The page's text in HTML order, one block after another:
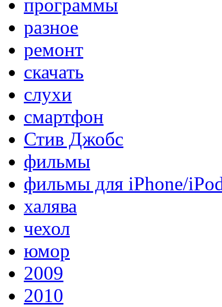
программы
разное
ремонт
скачать
слухи
смартфон
Стив Джобс
фильмы
фильмы для iPhone/
халява
чехол
юмор
2009
2010